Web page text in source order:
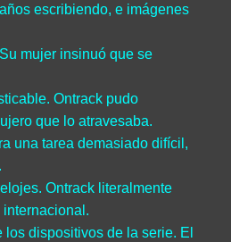
escribiendo, e imágenes
mujer insinuó que se
Ontrack pudo
que lo atravesaba.
una tarea demasiado difícil,
Ontrack literalmente
dispositivos de la serie. El